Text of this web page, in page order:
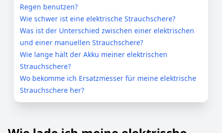
Regen benutzen?
Wie schwer ist eine elektrische Strauchschere?
Was ist der Unterschied zwischen einer elektrischen
und einer manuellen Strauchschere?
Wie lange hält der Akku meiner elektrischen
Strauchschere?
Wo bekomme ich Ersatzmesser für meine elektrische
Strauchschere her?